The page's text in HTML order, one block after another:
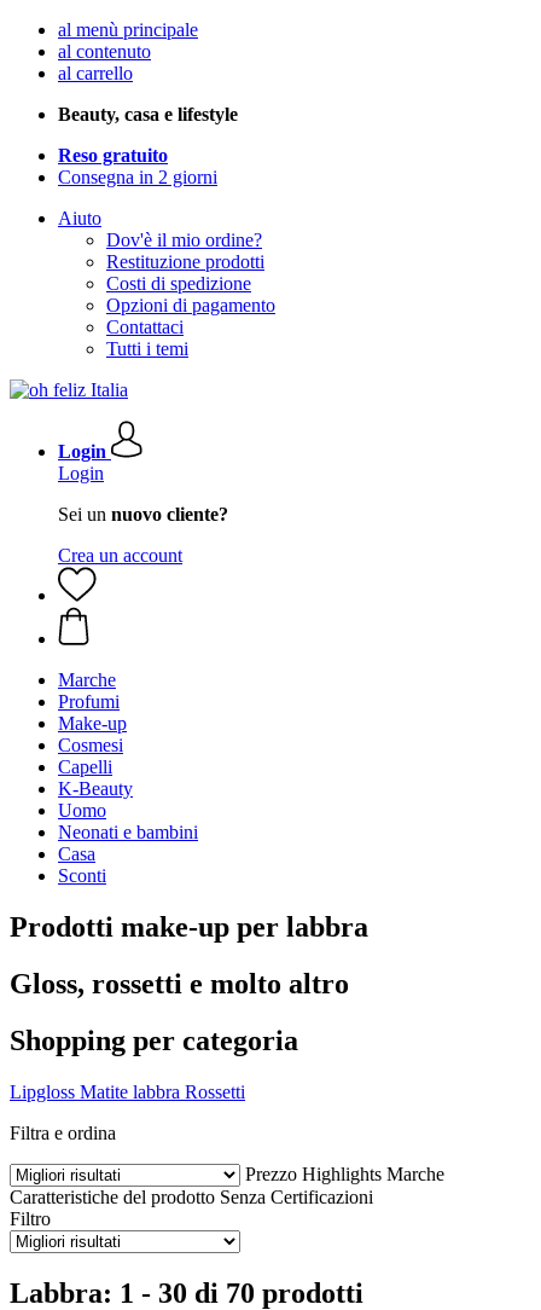
al menù principale
al contenuto
al carrello
Beauty, casa e lifestyle
Reso gratuito
Consegna in 2 giorni
Aiuto
Dov'è il mio ordine?
Restituzione prodotti
Costi di spedizione
Opzioni di pagamento
Contattaci
Tutti i temi
Login
Login
Sei un nuovo cliente?
Crea un account
Marche
Profumi
Make-up
Cosmesi
Capelli
K-Beauty
Uomo
Neonati e bambini
Casa
Sconti
Prodotti make-up per labbra
Gloss, rossetti e molto altro
Shopping per categoria
Lipgloss Matite labbra Rossetti
Filtra e ordina
Prezzo Highlights Marche
Caratteristiche del prodotto Senza Certificazioni
Filtro
Labbra: 1 - 30 di 70 prodotti